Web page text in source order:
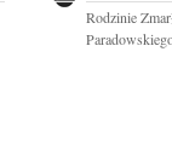
Rodzinie